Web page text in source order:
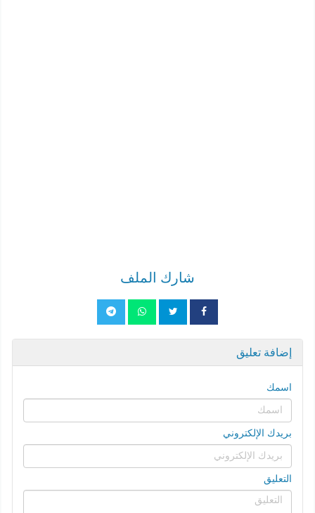
شارك الملف
إضافة تعليق
اسمك
بريدك الإلكتروني
التعليق